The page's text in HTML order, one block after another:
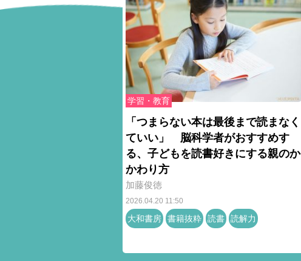
学習・教育
「つまらない本は最後まで読まなく
ていい」 脳科学者がおすすめす
る、子どもを読書好きにする親のか
かわり方
加藤俊徳
2026.04.20 11:50
大和書房 書籍抜粋 読書 読解力